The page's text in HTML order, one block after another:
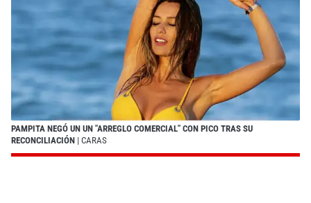
PAMPITA NEGÓ UN UN "ARREGLO COMERCIAL" CON PICO TRAS SU
RECONCILIACIÓN | CARAS